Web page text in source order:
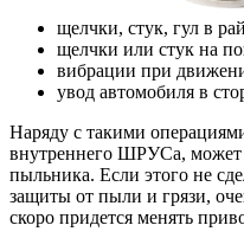
щелчки, стук, гул в
щелчки или стук на
вибрации при
увод автомобиля в
Наряду с такими
внутреннего ШРУСа, может
пыльника. Если этого не
защиты от пыли и грязи,
скоро придется менять